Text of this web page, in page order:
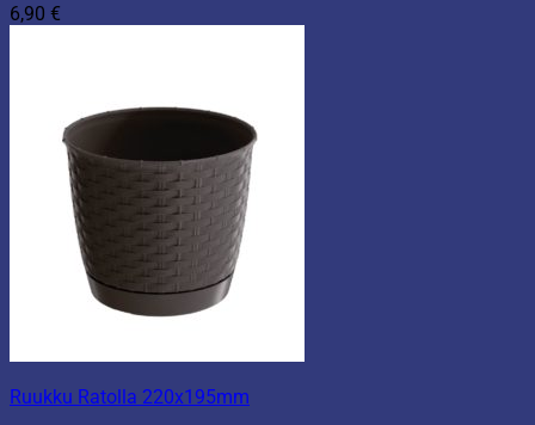
6,90 €
Ruukku Ratolla 220x195mm